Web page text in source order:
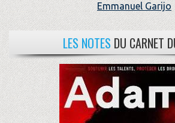
Emmanuel Garijo
LES NOTES DU CARNET